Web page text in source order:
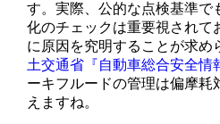
す。実際、公的な点検基準で
化のチェックは重要視されて
に原因を究明することが求め
土交通省『自動車総合安全情
ーキフルードの管理は偏摩耗
えますね。